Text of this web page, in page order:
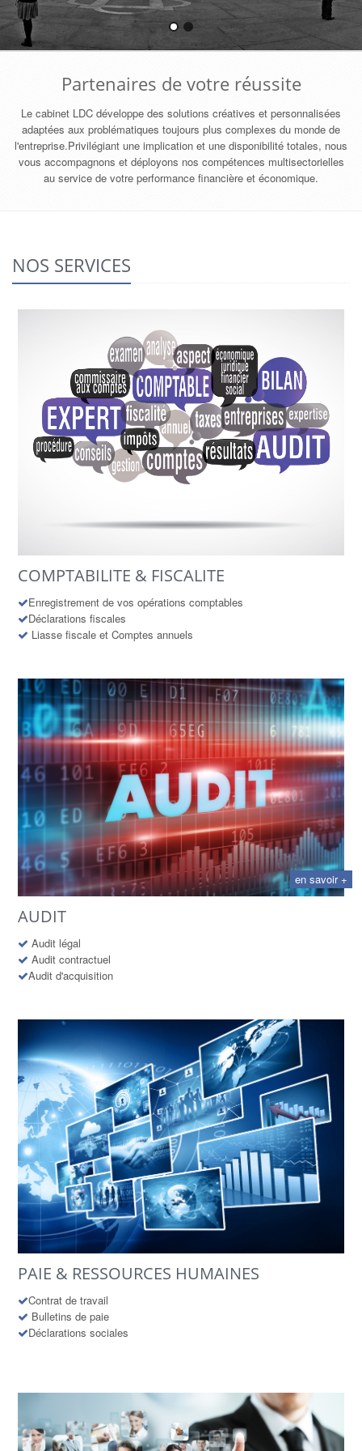
Partenaires de votre réussite
Le cabinet LDC développe des solutions créatives et personnalisées
adaptées aux problématiques toujours plus complexes du monde de
l'entreprise.Privilégiant une implication et une disponibilité totales, nous
vous accompagnons et déployons nos compétences multisectorielles
au service de votre performance financière et économique.
NOS SERVICES
COMPTABILITE & FISCALITE
Enregistrement de vos opérations comptables
Déclarations fiscales
Liasse fiscale et Comptes annuels
en savoir +
AUDIT
Audit légal
Audit contractuel
Audit d'acquisition
PAIE & RESSOURCES HUMAINES
Contrat de travail
Bulletins de paie
Déclarations sociales